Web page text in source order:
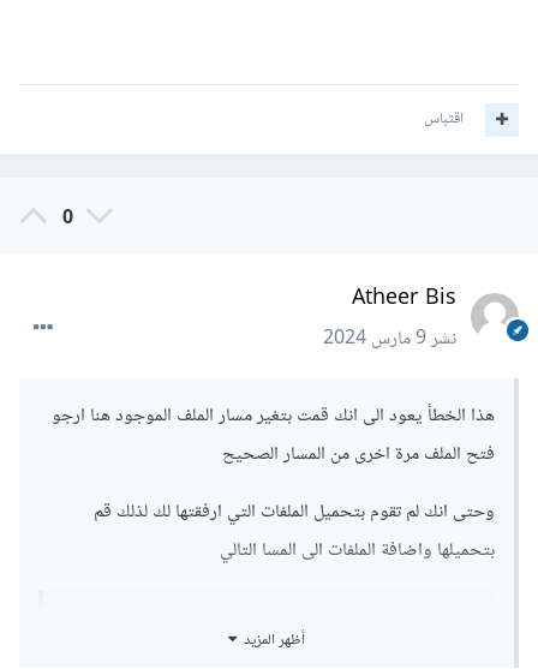
اقتباس
0
Atheer Bis
نشر9 مارس 2024
هذا الخطأ يعود الى انك قمت بتغير مسار الملف الموجود هنا ارجو
فتح الملف مرة اخرى من المسار الصحيح
وحتى انك لم تقوم بتحميل الملفات التي ارفقتها لك لذلك قم
بتحميلها واضافة الملفات الى المسا التالي
أظهر المزيد